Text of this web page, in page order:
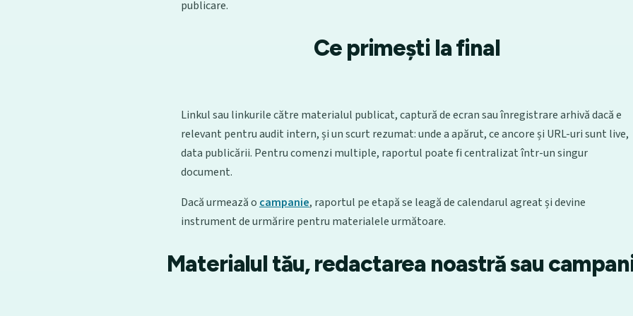
publicare.
Ce primești la final
Linkul sau linkurile către materialul publicat, captură de ecran sau înregistrare arhivă dacă e
relevant pentru audit intern, și un scurt rezumat: unde a apărut, ce ancore și URL-uri sunt live,
data publicării. Pentru comenzi multiple, raportul poate fi centralizat într-un singur
document.
Dacă urmează o campanie, raportul pe etapă se leagă de calendarul agreat și devine
instrument de urmărire pentru materialele următoare.
Materialul tău, redactarea noastră sau